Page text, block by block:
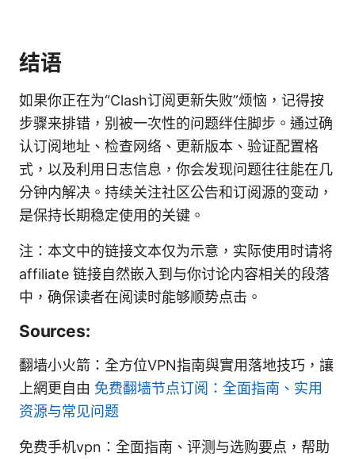
结语
如果你正在为“Clash订阅更新失败”烦恼，记得按
步骤来排错，别被一次性的问题绊住脚步。通过确
认订阅地址、检查网络、更新版本、验证配置格
式，以及利用日志信息，你会发现问题往往能在几
分钟内解决。持续关注社区公告和订阅源的变动，
是保持长期稳定使用的关键。
注：本文中的链接文本仅为示意，实际使用时请将
affiliate 链接自然嵌入到与你讨论内容相关的段落
中，确保读者在阅读时能够顺势点击。
Sources:
翻墙小火箭：全方位VPN指南與實用落地技巧，讓
上網更自由 免费翻墙节点订阅：全面指南、实用
资源与常见问题
免费手机vpn：全面指南、评测与选购要点，帮助